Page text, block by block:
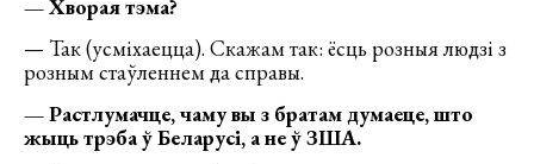
— Хворая тэма?
— Так (усміхаецца). Скажам так: ёсць розныя людзі з
розным стаўленнем да справы.
— Растлумачце, чаму вы з братам думаеце, што
жыць трэба ў Беларусі, а не ў ЗША.